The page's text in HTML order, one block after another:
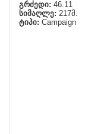
გრძედი: 46.11
სიმაღლე: 217მ.
ტიპი: Campaign